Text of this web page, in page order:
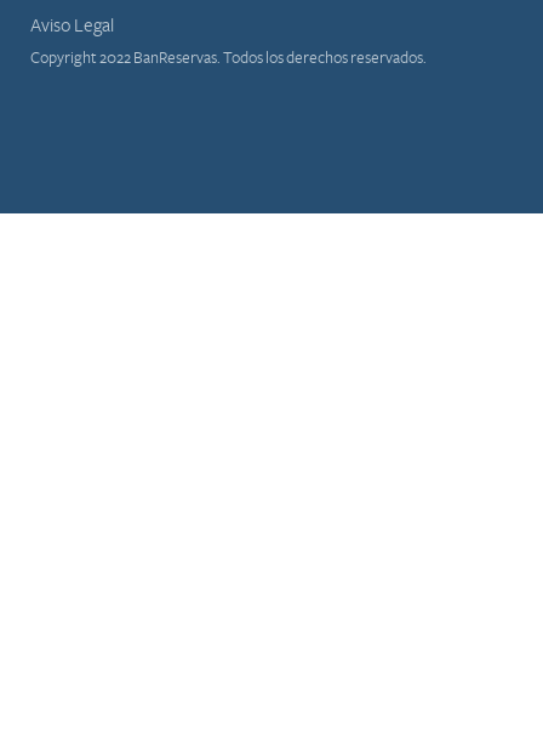
Aviso Legal
Copyright 2022 BanReservas. Todos los derechos reservados.